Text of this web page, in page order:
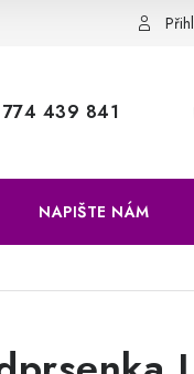
439 841
NAPIŠTE NÁM